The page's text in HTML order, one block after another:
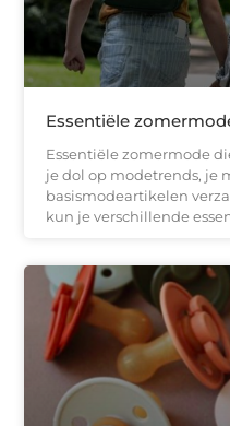
Essentiële
Essentiële zomermode
je dol op modetrends, je
basismodeartikelen
kun je verschillende